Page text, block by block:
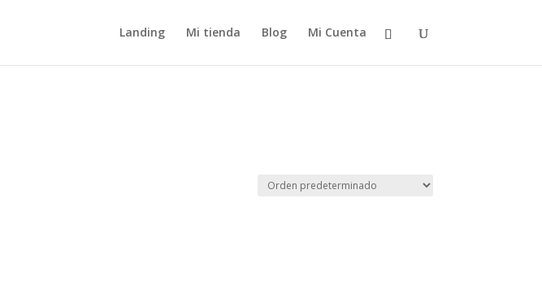
Landing Mi tienda Blog Mi Cuenta